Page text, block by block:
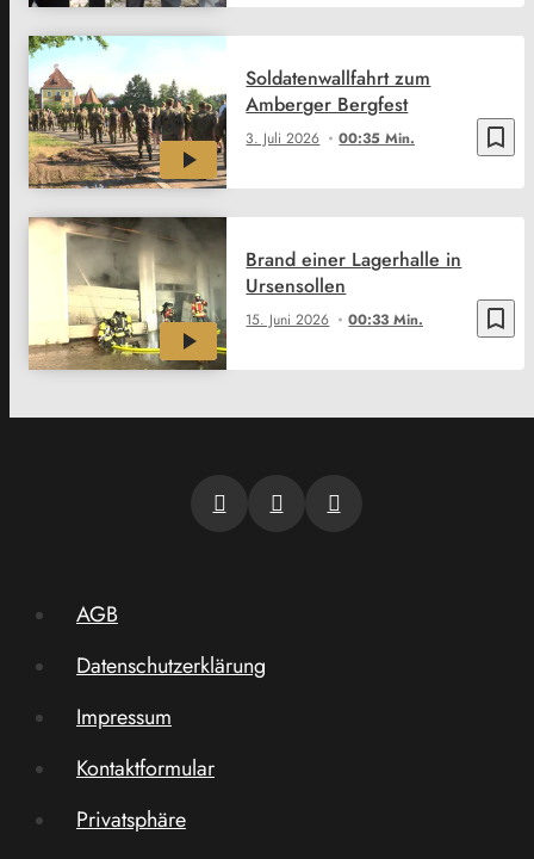
bookmark_border
3. Juli 2026 00:35 Min.
Soldatenwallfahrt zum
Amberger Bergfest
bookmark_border
15. Juni 2026 00:33 Min.
Brand einer Lagerhalle in
Ursensollen
AGB
Datenschutzerklärung
Impressum
Kontaktformular
Privatsphäre